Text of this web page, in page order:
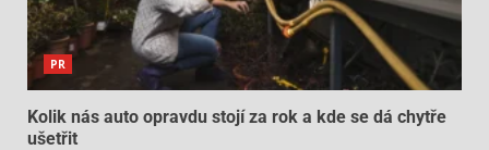
PR
Kolik nás auto opravdu stojí za rok a kde se dá chytře
ušetřit